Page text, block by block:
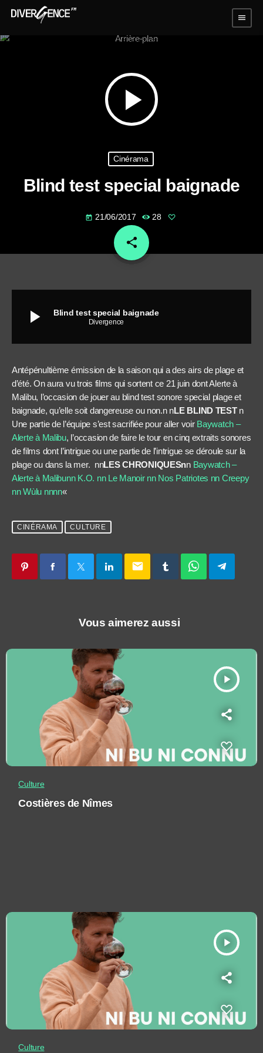
menu
play_arrow
Cinérama
Blind test special baignade
today 21/06/2017 28
share
email
play_arrow Blind test special baignade
Divergence
Antépénultième émission de la saison qui a des airs de plage et
d’été. On aura vu trois films qui sortent ce 21 juin dont Alerte à
Malibu, l’occasion de jouer au blind test sonore special plage et
baignade, qu’elle soit dangereuse ou non.n nLE BLIND TESTn
Une partie de l’équipe s’est sacrifiée pour aller voir Baywatch –
Alerte à Malibu, l’occasion de faire le tour en cinq extraits sonores
de films dont l’intrigue ou une partie de l’intrigue se déroule sur la
plage ou dans la mer. nnLES CHRONIQUESnn Baywatch –
Alerte à Malibunn K.O. nn Le Manoirnn Nos Patriotes nn Creepy
nnWùlu nnnn«
CINÉRAMA CULTURE
email
Vous aimerez aussi
play_arrow
Culture
Costières de Nîmes
play_arrow
Culture